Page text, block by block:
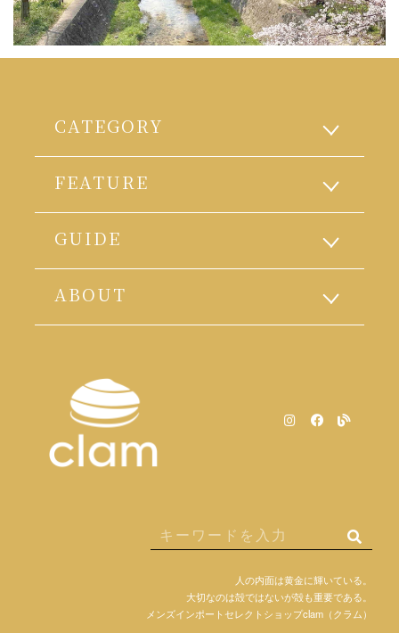
CATEGORY
FEATURE
GUIDE
ABOUT
人の内面は黄金に輝いている。
大切なのは殻ではないが殻も重要である。
メンズインポートセレクトショップclam（クラム）